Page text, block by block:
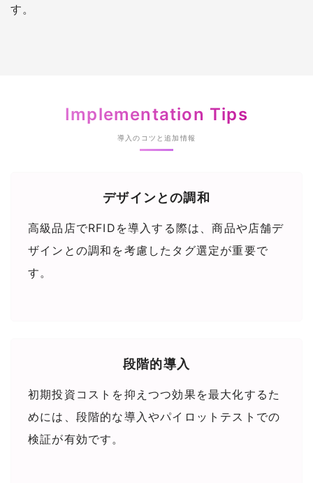
す。
Implementation Tips
導入のコツと追加情報
デザインとの調和
高級品店でRFIDを導入する際は、商品や店舗デ
ザインとの調和を考慮したタグ選定が重要で
す。
段階的導入
初期投資コストを抑えつつ効果を最大化するた
めには、段階的な導入やパイロットテストでの
検証が有効です。